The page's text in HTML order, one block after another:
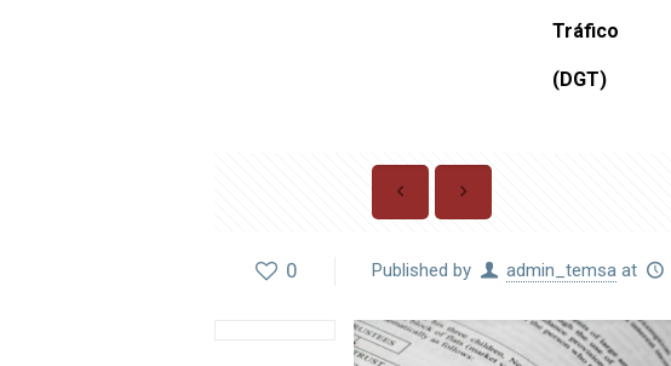
Tráfico
(DGT)
0 Published by admin_temsa at